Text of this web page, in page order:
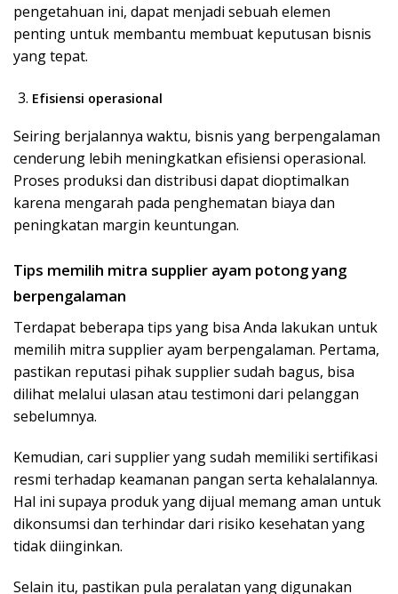
pengetahuan ini, dapat menjadi sebuah elemen
penting untuk membantu membuat keputusan bisnis
yang tepat.
Efisiensi operasional
Seiring berjalannya waktu, bisnis yang berpengalaman
cenderung lebih meningkatkan efisiensi operasional.
Proses produksi dan distribusi dapat dioptimalkan
karena mengarah pada penghematan biaya dan
peningkatan margin keuntungan.
Tips memilih mitra supplier ayam potong yang
berpengalaman
Terdapat beberapa tips yang bisa Anda lakukan untuk
memilih mitra supplier ayam berpengalaman. Pertama,
pastikan reputasi pihak supplier sudah bagus, bisa
dilihat melalui ulasan atau testimoni dari pelanggan
sebelumnya.
Kemudian, cari supplier yang sudah memiliki sertifikasi
resmi terhadap keamanan pangan serta kehalalannya.
Hal ini supaya produk yang dijual memang aman untuk
dikonsumsi dan terhindar dari risiko kesehatan yang
tidak diinginkan.
Selain itu, pastikan pula peralatan yang digunakan